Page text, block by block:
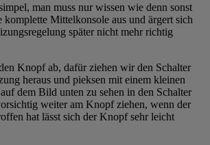
man muss nur wissen wie denn sonst
Mittelkonsole aus und ärgert sich
später nicht mehr richtig
Knopf ab, dafür ziehen wir den Schalter
heraus und pieksen mit einem kleinen
dem Bild unten zu sehen in den Schalter
weiter am Knopf ziehen, wenn der
hat lässt sich der Knopf sehr leicht